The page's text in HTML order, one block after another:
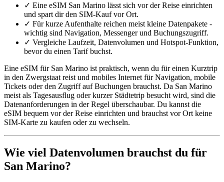
✓ Eine eSIM San Marino lässt sich vor der Reise einrichten
und spart dir den SIM-Kauf vor Ort.
✓ Für kurze Aufenthalte reichen meist kleine Datenpakete -
wichtig sind Navigation, Messenger und Buchungszugriff.
✓ Vergleiche Laufzeit, Datenvolumen und Hotspot-Funktion,
bevor du einen Tarif buchst.
Eine eSIM für San Marino ist praktisch, wenn du für einen Kurztrip
in den Zwergstaat reist und mobiles Internet für Navigation, mobile
Tickets oder den Zugriff auf Buchungen brauchst. Da San Marino
meist als Tagesausflug oder kurzer Städtetrip besucht wird, sind die
Datenanforderungen in der Regel überschaubar. Du kannst die
eSIM bequem vor der Reise einrichten und brauchst vor Ort keine
SIM-Karte zu kaufen oder zu wechseln.
Wie viel Datenvolumen brauchst du für
San Marino?